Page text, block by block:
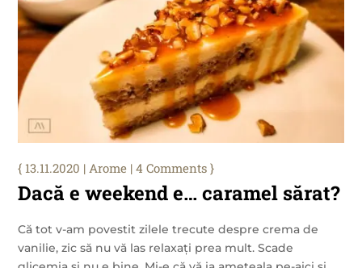
Dacă e weekend e… caramel sărat?
13.11.2020 |Arome | 4 Comments
Că tot v-am povestit zilele trecute despre crema de
vanilie, zic să nu vă las relaxați prea mult. Scade